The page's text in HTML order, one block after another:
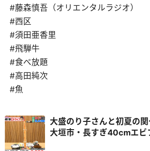
#藤森慎吾（オリエンタルラジオ）
#西区
#須田亜香里
#飛騨牛
#食べ放題
#高田純次
#魚
大盛のり子さんと初夏の関
大垣市・長すぎ40cmエビ
津市・飛騨牛中華食べ放題